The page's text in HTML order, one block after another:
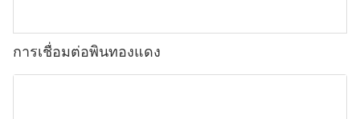
การเชื่อมต่อพินทองแดง